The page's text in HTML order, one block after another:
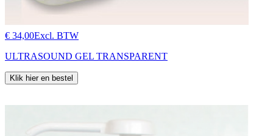
€ 34,00Excl. BTW
ULTRASOUND GEL TRANSPARENT
Klik hier en bestel